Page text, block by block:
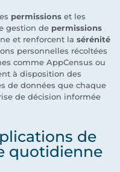
permissions et les
gestion de permissions
et renforcent la sérénité
personnelles récoltées
comme AppCensus ou
à disposition des
de données que chaque
de décision informée
de
quotidienne